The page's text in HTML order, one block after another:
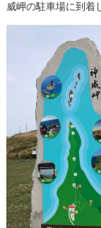
威岬の駐車場に到着